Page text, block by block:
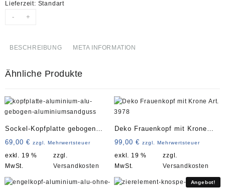
Lieferzeit: Standart
- +
BESCHREIBUNG META INFORMATION
Ähnliche Produkte
Sockel-Kopfplatte gebogen
Art. 4212
69,00 € zzgl. Mehrwertsteuer
exkl. 19 %
MwSt.
zzgl.
Versandkosten
Deko Frauenkopf mit Krone
Art. 3978
99,00€ zzgl. Mehrwertsteuer
exkl. 19 %
MwSt.
zzgl.
Versandkosten
Angebot!